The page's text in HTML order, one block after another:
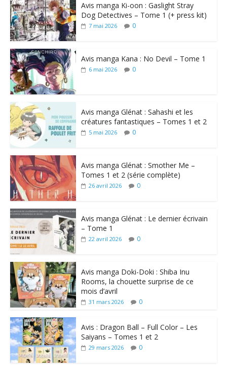
Avis manga Ki-oon : Gaslight Stray
Dog Detectives – Tome 1 (+ press kit)
7 mai 2026 0
Avis manga Kana : No Devil – Tome 1
6 mai 2026 0
Avis manga Glénat : Sahashi et les
créatures fantastiques – Tomes 1 et 2
5 mai 2026 0
Avis manga Glénat : Smother Me –
Tomes 1 et 2 (série complète)
26 avril 2026 0
Avis manga Glénat : Le dernier écrivain
– Tome 1
22 avril 2026 0
Avis manga Doki-Doki : Shiba Inu
Rooms, la chouette surprise de ce
mois d’avril
31 mars 2026 0
Avis : Dragon Ball – Full Color – Les
Saiyans – Tomes 1 et 2
29 mars 2026 0